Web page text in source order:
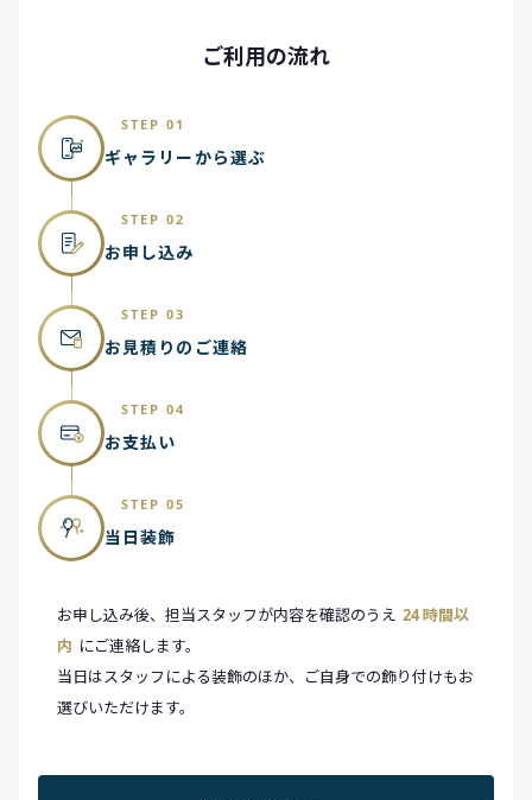
ご利用の流れ
STEP 01
ギャラリーから選ぶ
STEP 02
お申し込み
STEP 03
お見積りのご連絡
STEP 04
お支払い
STEP 05
当日装飾
お申し込み後、担当スタッフが内容を確認のうえ 24 時間以
内 にご連絡します。
当日はスタッフによる装飾のほか、ご自身での飾り付けもお
選びいただけます。